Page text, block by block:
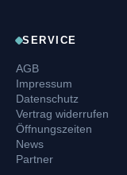
SERVICE
AGB
Impressum
Datenschutz
Vertrag widerrufen
Öffnungszeiten
News
Partner